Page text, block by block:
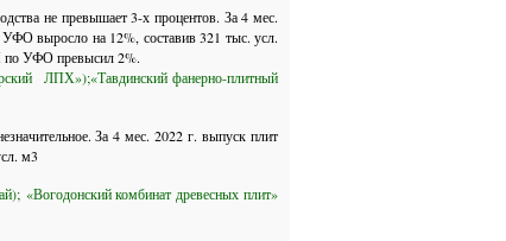
не превышает 3-х процентов. За 4 мес.
выросло на 12%, составив 321 тыс. усл.
по УФО превысил 2%.
ЛПХ»);«Тавдинский фанерно-плитный
За 4 мес. 2022 г. выпуск плит
м3
«Вогодонский комбинат древесных плит»